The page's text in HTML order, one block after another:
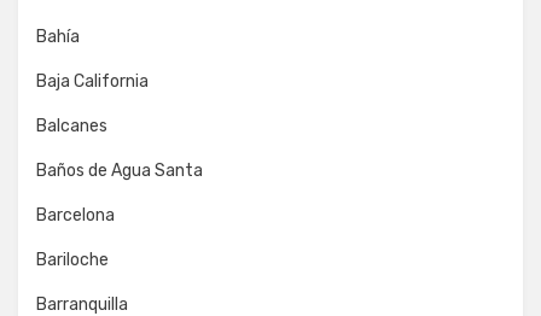
Bahía
Baja California
Balcanes
Baños de Agua Santa
Barcelona
Bariloche
Barranquilla